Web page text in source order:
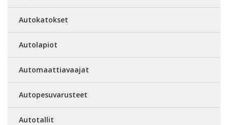
Autokatokset
Autolapiot
Automaattiavaajat
Autopesuvarusteet
Autotallit